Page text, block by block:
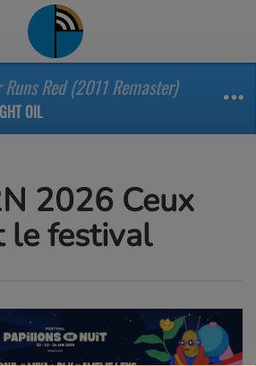
Red (2011 Remaster)
OIL
2026 Ceux
le festival